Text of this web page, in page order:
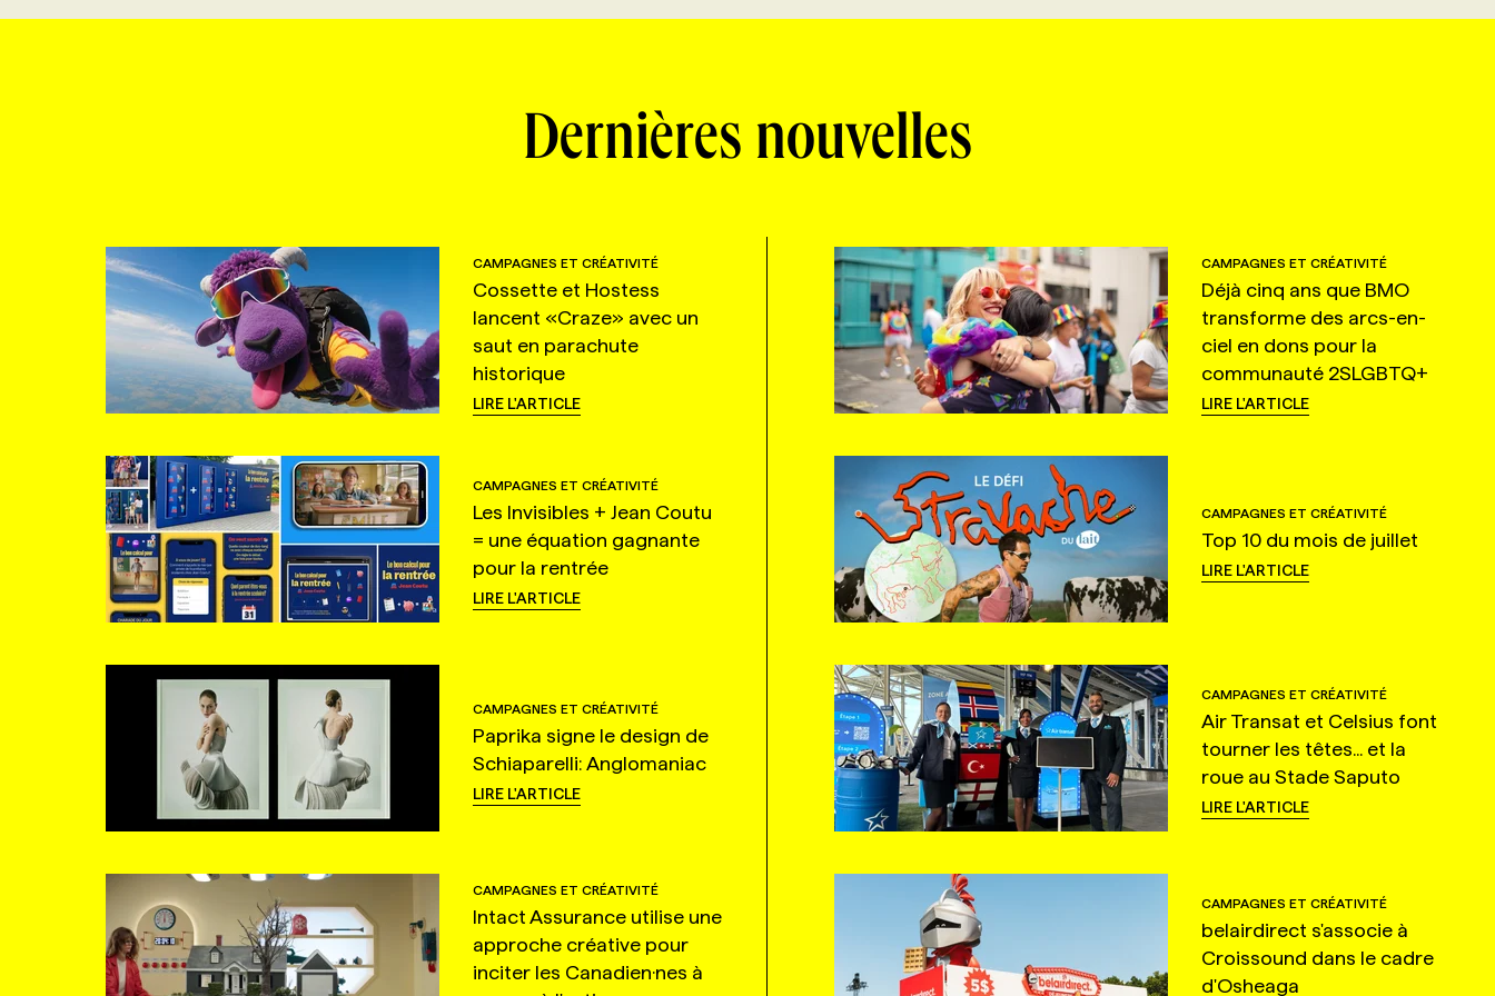
Dernières nouvelles
CAMPAGNES ET CRÉATIVITÉ
Cossette et Hostess
lancent «Craze» avec un
saut en parachute
historique
LIRE L'ARTICLE
CAMPAGNES ET CRÉATIVITÉ
Déjà cinq ans que BMO
transforme des arcs-en-
ciel en dons pour la
communauté 2SLGBTQ+
LIRE L'ARTICLE
CAMPAGNES ET CRÉATIVITÉ
Les Invisibles + Jean Coutu
= une équation gagnante
pour la rentrée
LIRE L'ARTICLE
CAMPAGNES ET CRÉATIVITÉ
Top 10 du mois de juillet
LIRE L'ARTICLE
CAMPAGNES ET CRÉATIVITÉ
Paprika signe le design de
Schiaparelli: Anglomaniac
LIRE L'ARTICLE
CAMPAGNES ET CRÉATIVITÉ
Air Transat et Celsius font
tourner les têtes... et la
roue au Stade Saputo
LIRE L'ARTICLE
CAMPAGNES ET CRÉATIVITÉ
Intact Assurance utilise une
approche créative pour
inciter les Canadien·nes à
CAMPAGNES ET CRÉATIVITÉ
belairdirect s'associe à
Croissound dans le cadre
d'Osheaga